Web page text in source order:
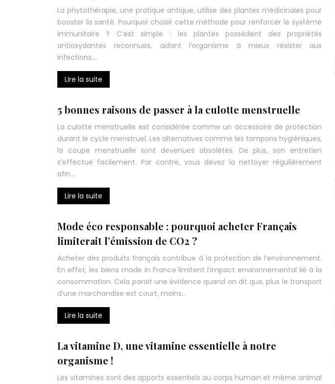
La phytothérapie, une pratique antique, utilise des plantes médicinales pour
booster la santé. Pourquoi choisir cette méthode pour renforcer le système
immunitaire ? C’est simple : les plantes possèdent des propriétés
antioxydantes reconnues, aidant l’organisme à mieux résister aux
infections….
Lire la suite
5 bonnes raisons de passer à la culotte menstruelle
La culotte menstruelle est considérée comme un accessoire de protection
durant le cycle menstruel. Les alternatives comme les tampons hygiéniques,
la coupe menstruelle sont devenues obsolètes. De plus, son entretien
s’effectue facilement. Par contre, vous devez la nettoyer régulièrement
afin…
Lire la suite
Mode éco responsable : pourquoi acheter Français
limiterait l’émission de CO2 ?
Acheter des produits français contribue à la protection de l’environnement.
En effet, les biens made in France limitent l’impact environnemental lié à la
consommation. Cela parait une évidence quand on dit que, plus le transport
d’une marchandise est court, moins…
Lire la suite
La vitamine D, une vitamine essentielle à notre
organisme !
Les vitamines sont des apports essentiels au corps humain et même animal